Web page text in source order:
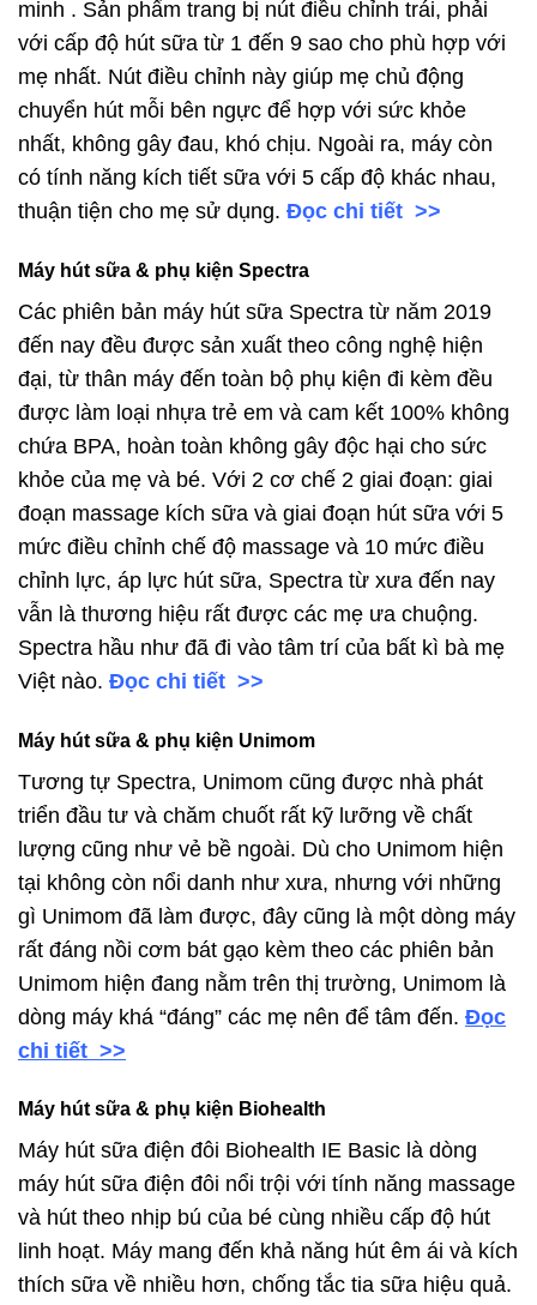
minh . Sản phẩm trang bị nút điều chỉnh trái, phải
với cấp độ hút sữa từ 1 đến 9 sao cho phù hợp với
mẹ nhất. Nút điều chỉnh này giúp mẹ chủ động
chuyển hút mỗi bên ngực để hợp với sức khỏe
nhất, không gây đau, khó chịu. Ngoài ra, máy còn
có tính năng kích tiết sữa với 5 cấp độ khác nhau,
thuận tiện cho mẹ sử dụng. Đọc chi tiết >>
Máy hút sữa & phụ kiện Spectra
Các phiên bản máy hút sữa Spectra từ năm 2019
đến nay đều được sản xuất theo công nghệ hiện
đại, từ thân máy đến toàn bộ phụ kiện đi kèm đều
được làm loại nhựa trẻ em và cam kết 100% không
chứa BPA, hoàn toàn không gây độc hại cho sức
khỏe của mẹ và bé. Với 2 cơ chế 2 giai đoạn: giai
đoạn massage kích sữa và giai đoạn hút sữa với 5
mức điều chỉnh chế độ massage và 10 mức điều
chỉnh lực, áp lực hút sữa, Spectra từ xưa đến nay
vẫn là thương hiệu rất được các mẹ ưa chuộng.
Spectra hầu như đã đi vào tâm trí của bất kì bà mẹ
Việt nào. Đọc chi tiết >>
Máy hút sữa & phụ kiện Unimom
Tương tự Spectra, Unimom cũng được nhà phát
triển đầu tư và chăm chuốt rất kỹ lưỡng về chất
lượng cũng như vẻ bề ngoài. Dù cho Unimom hiện
tại không còn nổi danh như xưa, nhưng với những
gì Unimom đã làm được, đây cũng là một dòng máy
rất đáng nồi cơm bát gạo kèm theo các phiên bản
Unimom hiện đang nằm trên thị trường, Unimom là
dòng máy khá “đáng” các mẹ nên để tâm đến. Đọc
chi tiết >>
Máy hút sữa & phụ kiện Biohealth
Máy hút sữa điện đôi Biohealth IE Basic là dòng
máy hút sữa điện đôi nổi trội với tính năng massage
và hút theo nhịp bú của bé cùng nhiều cấp độ hút
linh hoạt. Máy mang đến khả năng hút êm ái và kích
thích sữa về nhiều hơn, chống tắc tia sữa hiệu quả.